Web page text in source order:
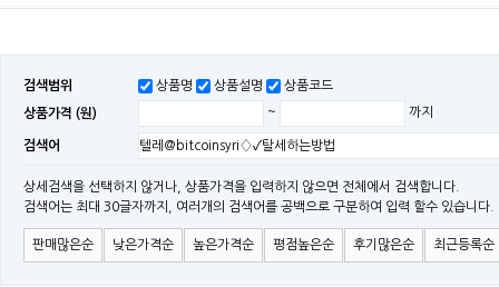
[공지][민웰] 전품목 가격 조정의건
[민웰] RS 모델 출시
[공지]SMPS 저가형 [기획상품] 출시
[공지]12W~300W Medical Adapter"2017 NEW MODEL"[ADT] 출시
[공지][민웰] [민웰] 인버터 "정현파 / 유사 정현파" 시리즈 제품을 출시
[공지][민웰] LED 방수형 (CLG / CEN / HLG)시리즈 제품 출시
검색범위 상품명 상품설명 상품코드
상품가격 (원) ~ 까지
검색어
상세검색을 선택하지 않거나, 상품가격을 입력하지 않으면 전체에서 검색합니다.
검색어는 최대 30글자까지, 여러개의 검색어를 공백으로 구분하여 입력 할수 있습니다.
판매많은순 낮은가격순 높은가격순 평점높은순 후기많은순 최근등록순